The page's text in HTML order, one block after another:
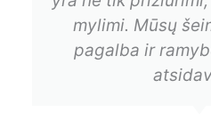
centras pranoko
tiek